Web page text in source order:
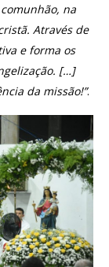
na
Através de
e forma os
[…]
da missão!”.